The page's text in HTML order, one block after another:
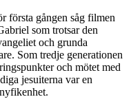
första gången såg filmen
som trotsar den
och grunda
Som tredje generationen
och mötet med
jesuiterna var en